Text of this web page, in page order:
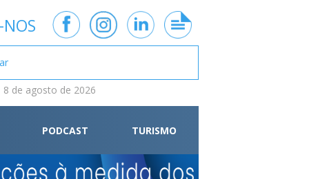
8 de agosto de 2026
PODCAST TURISMO